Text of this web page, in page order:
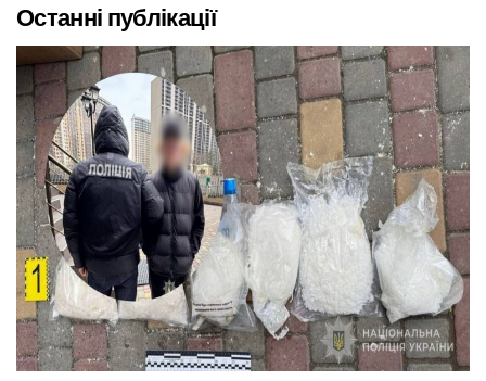
Останні публікації